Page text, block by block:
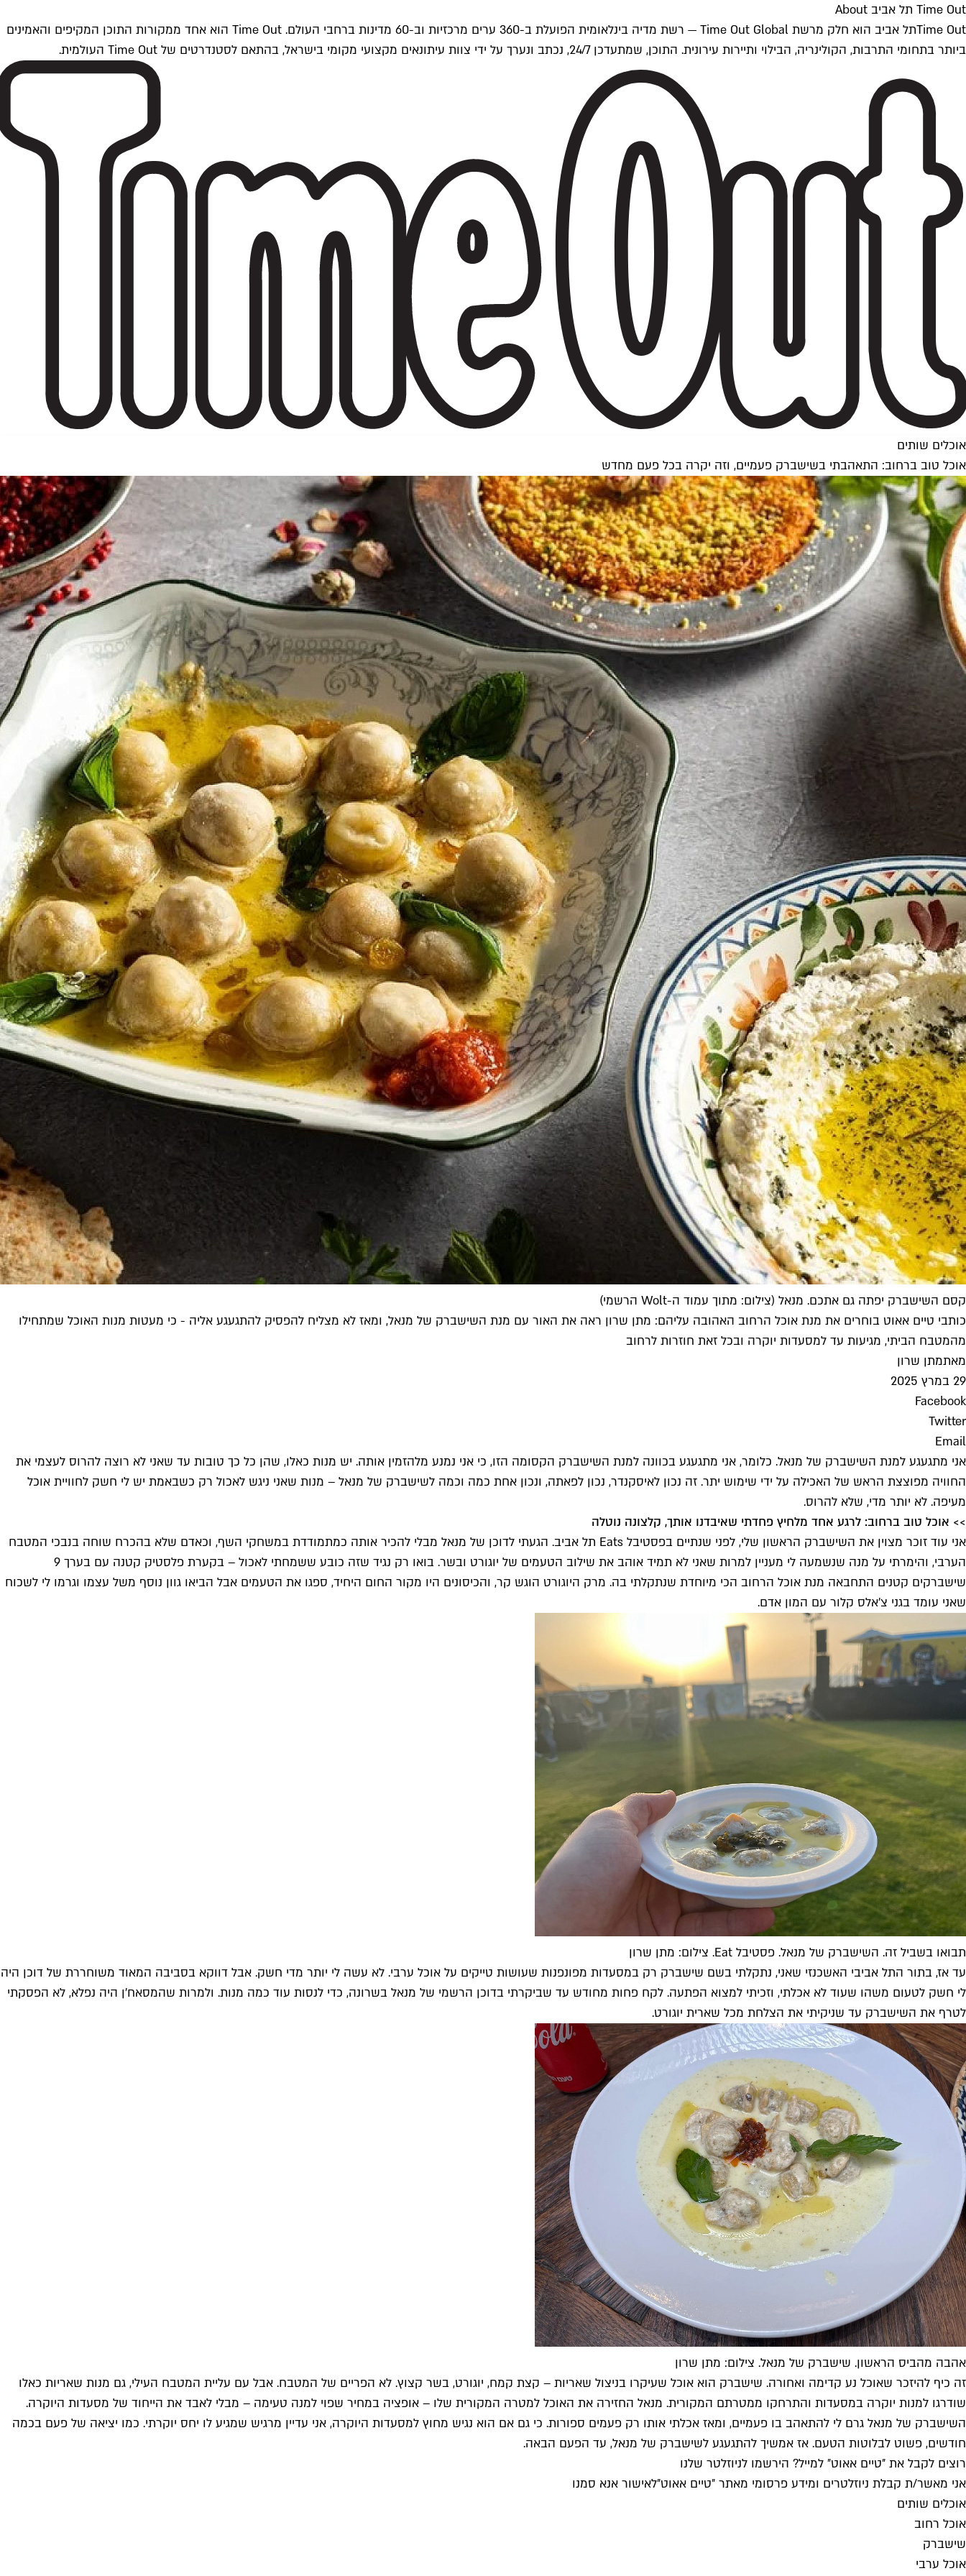
Time Out תל אביב About
Time Outתל אביב הוא חלק מרשת Time Out Global — רשת מדיה בינלאומית הפועלת ב-360 ערים מרכזיות וב-60 מדינות ברחבי העולם. Time Out הוא אחד ממקורות התוכן המקיפים והאמינים
ביותר בתחומי התרבות, הקולינריה, הבילוי ותיירות עירונית. התוכן, שמתעדכן 24/7, נכתב ונערך על ידי צוות עיתונאים מקצועי מקומי בישראל, בהתאם לסטנדרטים של Time Out העולמית.
אוכלים שותים
אוכל טוב ברחוב: התאהבתי בשישברק פעמיים, וזה יקרה בכל פעם מחדש
קסם השישברק יפתה גם אתכם. מנאל (צילום: מתוך עמוד ה-Wolt הרשמי)
כותבי טיים אאוט בוחרים את מנת אוכל הרחוב האהובה עליהם: מתן שרון ראה את האור עם מנת השישברק של מנאל, ומאז לא מצליח להפסיק להתגעגע אליה - כי מעטות מנות האוכל שמתחילו
מהמטבח הביתי, מגיעות עד למסעדות יוקרה ובכל זאת חוזרות לרחוב
מאתמתן שרון
29 במרץ 2025
Facebook
Twitter
Email
אני מתגעגע למנת השישברק של מנאל. כלומר, אני מתגעגע בכוונה למנת השישברק הקסומה הזו, כי אני נמנע מלהזמין אותה. יש מנות כאלו, שהן כל כך טובות עד שאני לא רוצה להרוס לעצמי את
החוויה מפוצצת הראש של האכילה על ידי שימוש יתר. זה נכון לאיסקנדר, נכון לפאתה, ונכון אחת כמה וכמה לשישברק של מנאל – מנות שאני ניגש לאכול רק כשבאמת יש לי חשק לחוויית אוכל
מעיפה. לא יותר מדי, שלא להרוס.
>> אוכל טוב ברחוב: לרגע אחד מלחיץ פחדתי שאיבדנו אותך, קלצונה נוטלה
אני עוד זוכר מצוין את השישברק הראשון שלי, לפני שנתיים בפסטיבל Eats תל אביב. הגעתי לדוכן של מנאל מבלי להכיר אותה כמתמודדת במשחקי השף, וכאדם שלא בהכרח שוחה בנבכי המטבח
הערבי, והימרתי על מנה שנשמעה לי מעניין למרות שאני לא תמיד אוהב את שילוב הטעמים של יוגורט ובשר. בואו רק נגיד שזה כובע ששמחתי לאכול – בקערת פלסטיק קטנה עם בערך 9
שישברקים קטנים התחבאה מנת אוכל הרחוב הכי מיוחדת שנתקלתי בה. מרק היוגורט הוגש קר, והכיסונים היו מקור החום היחיד, ספגו את הטעמים אבל הביאו גוון נוסף משל עצמו וגרמו לי לשכוח
שאני עומד בגני צ'אלס קלור עם המון אדם.
תבואו בשביל זה. השישברק של מנאל. פסטיבל Eat. צילום: מתן שרון
עד אז, בתור התל אביבי האשכנזי שאני, נתקלתי בשם שישברק רק במסעדות מפונפנות שעושות טייקים על אוכל ערבי. לא עשה לי יותר מדי חשק. אבל דווקא בסביבה המאוד משוחררת של דוכן היה
לי חשק לטעום משהו שעוד לא אכלתי, וזכיתי למצוא הפתעה. לקח פחות מחודש עד שביקרתי בדוכן הרשמי של מנאל בשרונה, כדי לנסות עוד כמה מנות. ולמרות שהמסאח'ן היה נפלא, לא הפסקתי
לטרף את השישברק עד שניקיתי את הצלחת מכל שארית יוגורט.
אהבה מהביס הראשון. שישברק של מנאל. צילום: מתן שרון
זה כיף להיזכר שאוכל נע קדימה ואחורה. שישברק הוא אוכל שעיקרו בניצול שאריות – קצת קמח, יוגורט, בשר קצוץ. לא הפריים של המטבח. אבל עם עליית המטבח העילי, גם מנות שאריות כאלו
שודרגו למנות יוקרה במסעדות והתרחקו ממטרתם המקורית. מנאל החזירה את האוכל למטרה המקורית שלו – אופציה במחיר שפוי למנה טעימה – מבלי לאבד את הייחוד של מסעדות היוקרה.
השישברק של מנאל גרם לי להתאהב בו פעמיים, ומאז אכלתי אותו רק פעמים ספורות. כי גם אם הוא נגיש מחוץ למסעדות היוקרה, אני עדיין מרגיש שמגיע לו יחס יוקרתי. כמו יציאה של פעם בכמה
חודשים, פשוט לבלוטות הטעם. אז אמשיך להתגעגע לשישברק של מנאל, עד הפעם הבאה.
רוצים לקבל את ״טיים אאוט״ למייל? הירשמו לניוזלטר שלנו
אני מאשר/ת קבלת ניוזלטרים ומידע פרסומי מאתר ״טיים אאוט״לאישור אנא סמנו
אוכלים שותים
אוכל רחוב
שישברק
אוכל ערבי